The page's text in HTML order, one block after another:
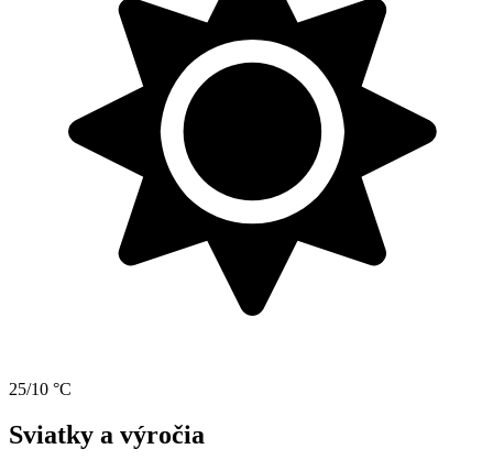
25/10 °C
Sviatky a výročia